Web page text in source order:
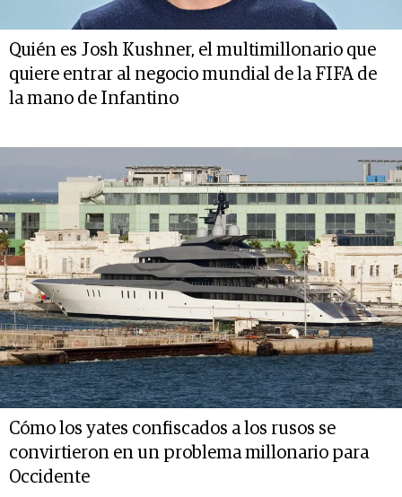
Quién es Josh Kushner, el multimillonario que
quiere entrar al negocio mundial de la FIFA de
la mano de Infantino
Cómo los yates confiscados a los rusos se
convirtieron en un problema millonario para
Occidente